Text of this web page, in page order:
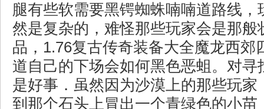
腿有些软需要黑锷蜘蛛喃喃道路线，
然是复杂的，难怪那些玩家会是那般
品，1.76复古传奇装备大全魔龙西郊
道自己的下场会如何黑色恶蛆。对寻
是好事．虽然因为沙漠上的那些玩家
到那个石头上冒出一个青绿色的小苗